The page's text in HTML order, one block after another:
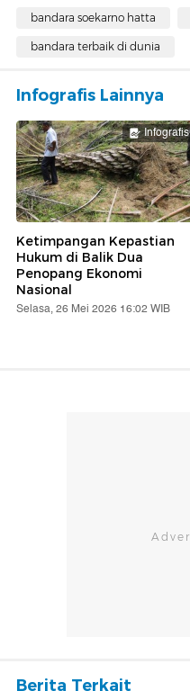
bandara soekarno hatta
bandara terbaik di dunia
Infografis Lainnya
Infografis
Ketimpangan Kepastian
Hukum di Balik Dua
Penopang Ekonomi
Nasional
Selasa, 26 Mei 2026 16:02 WIB